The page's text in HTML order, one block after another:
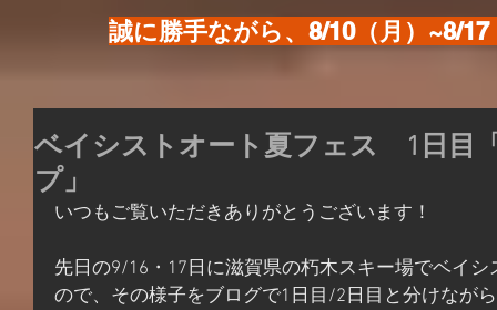
誠に勝手ながら、8/10（月）~8/
ベイシストオート夏フェス 1日目
プ」
いつもご覧いただきありがとうございます！
先日の9/16・17日に滋賀県の朽木スキー場でベイ
ので、その様子をブログで1日目/2日目と分けなが